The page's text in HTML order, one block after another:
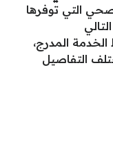
التي توفرها
المدرج،
التفاصيل